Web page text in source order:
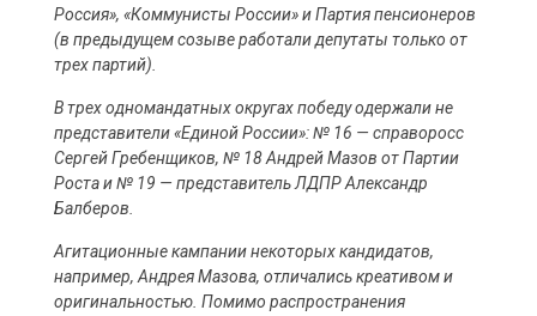
Россия», «Коммунисты России» и Партия пенсионеров
(в предыдущем созыве работали депутаты только от
трех партий).
В трех одномандатных округах победу одержали не
представители «Единой России»: № 16 — справоросс
Сергей Гребенщиков, № 18 Андрей Мазов от Партии
Роста и № 19 — представитель ЛДПР Александр
Балберов.
Агитационные кампании некоторых кандидатов,
например, Андрея Мазова, отличались креативом и
оригинальностью. Помимо распространения